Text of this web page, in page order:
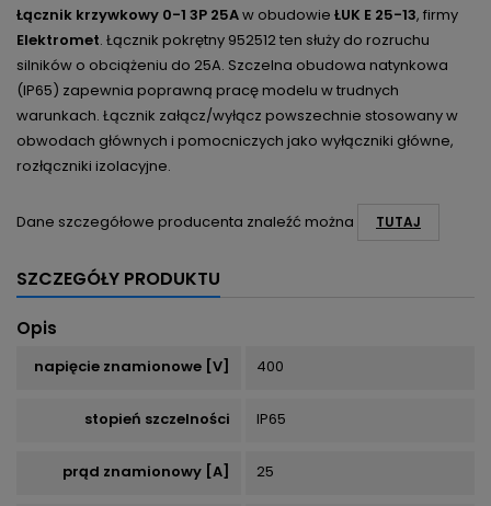
Łącznik krzywkowy 0-1 3P 25Aw obudowie ŁUK E 25-13, firmy
Elektromet. Łącznik pokrętny 952512 ten służy do rozruchu
silników o obciążeniu do 25A. Szczelna obudowa natynkowa
(IP65) zapewnia poprawną pracę modelu w trudnych
warunkach. Łącznik załącz/wyłącz powszechnie stosowany w
obwodach głównych i pomocniczych jako wyłączniki główne,
rozłączniki izolacyjne.
Dane szczegółowe producenta znaleźć można TUTAJ
SZCZEGÓŁY PRODUKTU
Opis
napięcie znamionowe [V] 400
stopień szczelności IP65
prąd znamionowy [A] 25